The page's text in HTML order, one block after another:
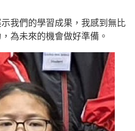
我們的學習成果，我感到無比
為未來的機會做好準備。